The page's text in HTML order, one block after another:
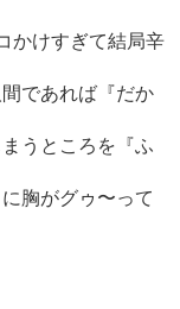
かけすぎて結局辛
であれば『だか
うところを『ふ
胸がグゥ〜って